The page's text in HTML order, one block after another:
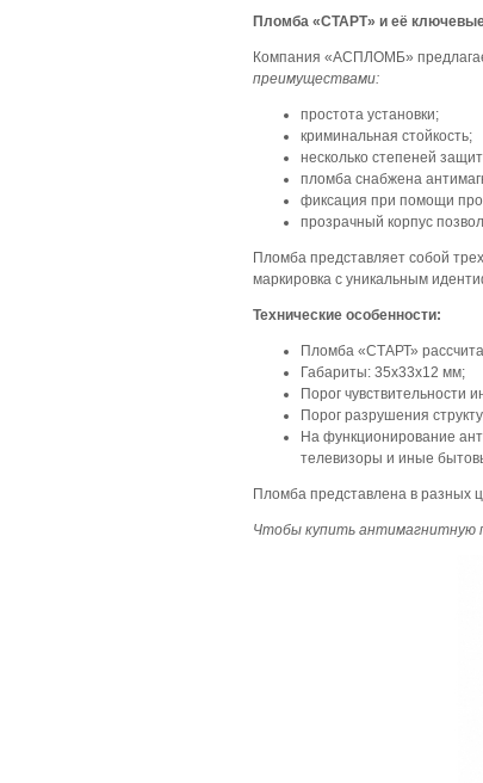
Пломба «СТАРТ» и её
Компания «АСПЛОМБ»
преимуществами:
простота установки;
криминальная стойкость;
несколько степеней
пломба снабжена
фиксация при помощи
прозрачный корпус
Пломба представляет собой
маркировка с уникальным
Технические особенности:
Пломба «СТАРТ»
Габариты: 35х33х12 мм;
Порог чувствительности
Порог разрушения
На функционирование
телевизоры и иные
Пломба представлена в разных
Чтобы купить антимагнитную